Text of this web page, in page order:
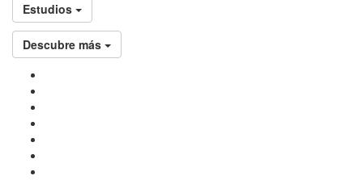
Estudios
Descubre más